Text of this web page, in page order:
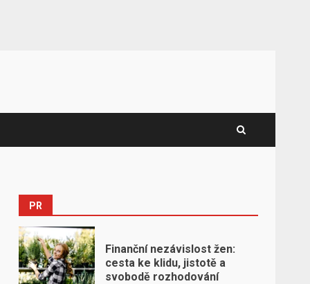
PR
Finanční nezávislost žen:
cesta ke klidu, jistotě a
svobodě rozhodování